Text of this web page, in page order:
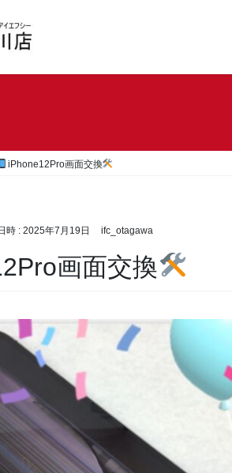
iPhone12Pro画面交換
時 : 2025年7月19日 ifc_otagawa
画面交換